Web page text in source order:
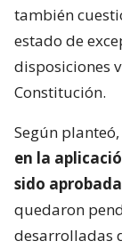
también
estado de
disposiciones
Constitución.
Según planteó,
en la
sido
quedaron
desarrolladas